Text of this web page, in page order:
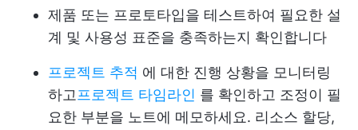
제품 또는 프로토타입을 테스트하여 필요한 설
계 및 사용성 표준을 충족하는지 확인합니다
프로젝트 추적 에 대한 진행 상황을 모니터링
하고 프로젝트 타임라인 를 확인하고 조정이 필
요한 부분을 노트에 메모하세요. 리소스 할당,